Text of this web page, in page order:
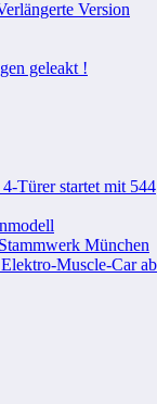
Version
geleakt !
Türer startet mit 544
München
Muscle-Car ab